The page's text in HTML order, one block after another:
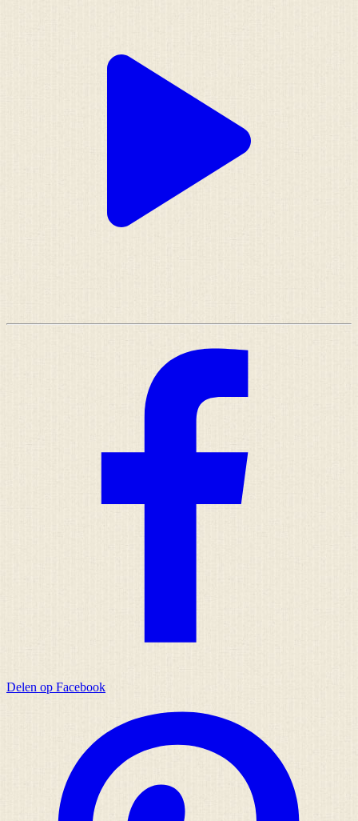
Delen op Facebook